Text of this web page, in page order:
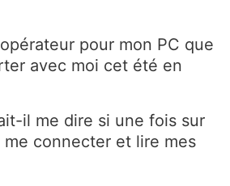
pour mon PC que
avec moi cet été en
il me dire si une fois sur
connecter et lire mes